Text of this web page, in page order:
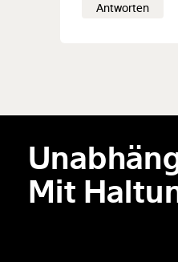
Antworten
Mit